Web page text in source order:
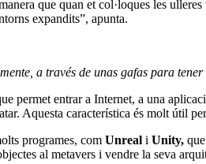
que quan et col·loques les
expandits”, apunta.
a través de unas gafas para
permet entrar a Internet, a una
Aquesta característica és molt útil
programes, com Unreal i Unity,
al metavers i vendre la seva